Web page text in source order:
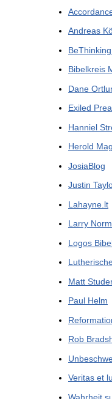
Andreas
Bibelkreis
Dane
Exiled
Hanniel
Herold
JosiaBlog
Justin
Lahayne.lt
Larry
Logos
Matt
Paul Helm
Rob
Veritas et